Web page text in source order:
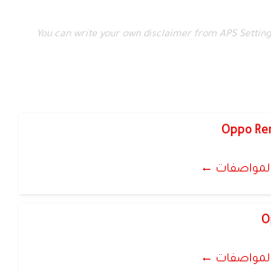
You can write your own disclaimer from APS
Oppo
←
←